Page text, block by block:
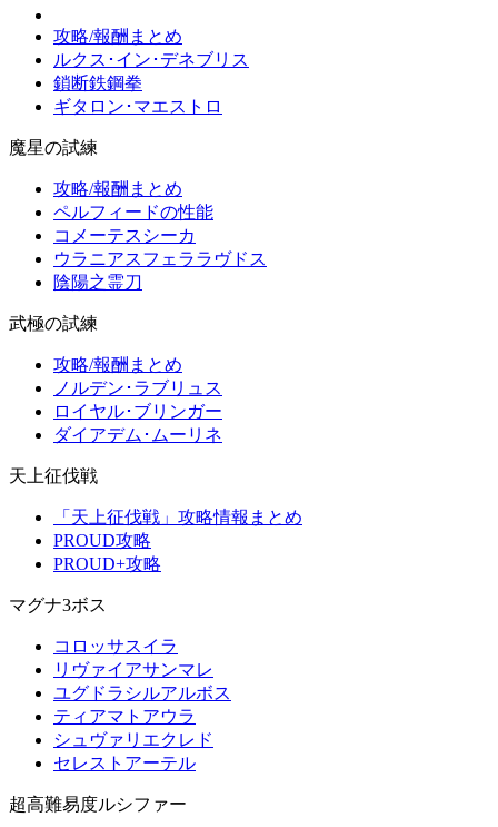
攻略/報酬まとめ
ルクス･イン･デネブリス
鎖断鉄鋼拳
ギタロン･マエストロ
魔星の試練
攻略/報酬まとめ
ペルフィードの性能
コメーテスシーカ
ウラニアスフェララヴドス
陰陽之霊刀
武極の試練
攻略/報酬まとめ
ノルデン･ラブリュス
ロイヤル･ブリンガー
ダイアデム･ムーリネ
天上征伐戦
「天上征伐戦」攻略情報まとめ
PROUD攻略
PROUD+攻略
マグナ3ボス
コロッサスイラ
リヴァイアサンマレ
ユグドラシルアルボス
ティアマトアウラ
シュヴァリエクレド
セレストアーテル
超高難易度ルシファー